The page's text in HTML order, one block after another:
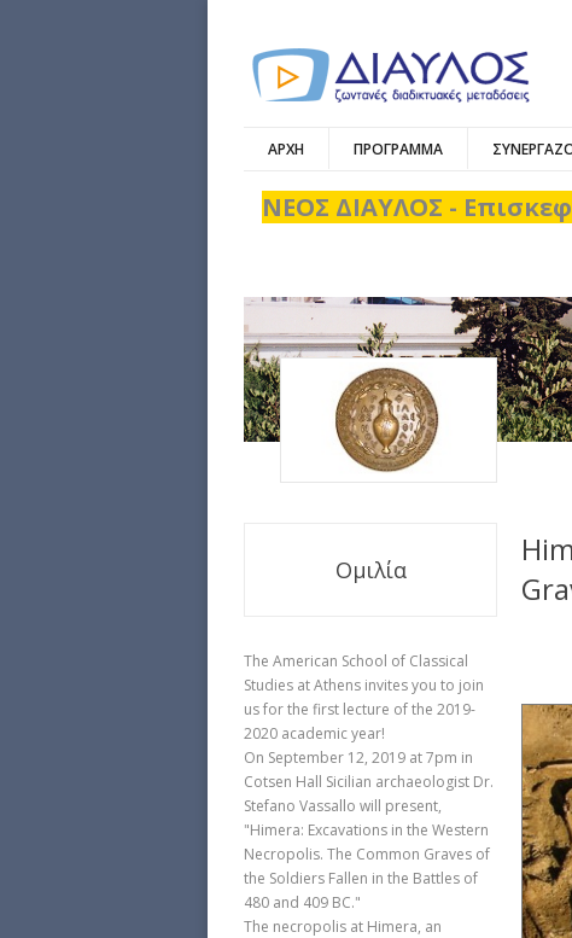
ΑΡΧΗ ΠΡΟΓΡΑΜΜΑ
ΝΕΟΣ ΔΙΑΥΛΟΣ -
Ομιλία
The American School of Classical
Studies at Athens invites you to join
us for the first lecture of the 2019-
2020 academic year!
On September 12, 2019 at 7pm in
Cotsen Hall Sicilian archaeologist Dr.
Stefano Vassallo will present,
"Himera: Excavations in the Western
Necropolis. The Common Graves of
the Soldiers Fallen in the Battles of
480 and 409 BC."
The necropolis at Himera, an